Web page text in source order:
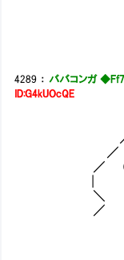
4289 ： ババコンガ
ID:G4kUOcQE
／
／ ─ ─ ＼ あ
／ （●）
| （__
＼ ｀
／